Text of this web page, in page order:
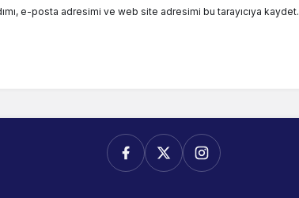
e-posta adresimi ve web site adresimi bu tarayıcıya kaydet.